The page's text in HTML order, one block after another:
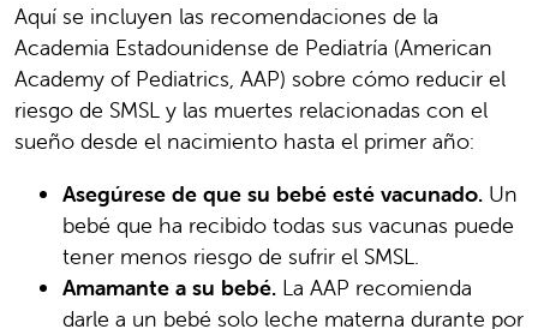
Aquí se incluyen las recomendaciones de la
Academia Estadounidense de Pediatría (American
Academy of Pediatrics, AAP) sobre cómo reducir el
riesgo de SMSL y las muertes relacionadas con el
sueño desde el nacimiento hasta el primer año:
Asegúrese de que su bebé esté vacunado. Un
bebé que ha recibido todas sus vacunas puede
tener menos riesgo de sufrir el SMSL.
Amamante a su bebé. La AAP recomienda
darle a un bebé solo leche materna durante por